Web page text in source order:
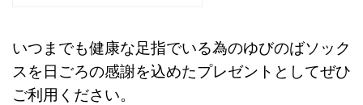
いつまでも健康な足指でいる為のゆびのばソック
スを日ごろの感謝を込めたプレゼントとしてぜひ
ご利用ください。